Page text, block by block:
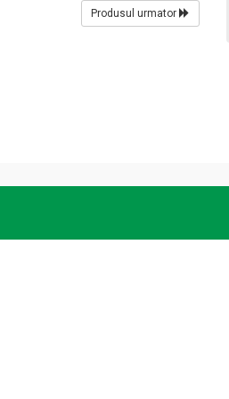
Produsul urmator